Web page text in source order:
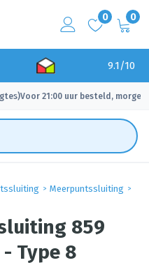
0 0
9.1/10
✓ Voor 21:00 uur besteld, morgen
Meerpuntssluiting
859
Type 8